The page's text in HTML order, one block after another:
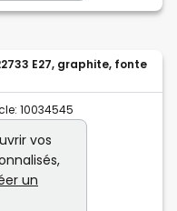
E27, graphite, fonte
10034545
vos
un